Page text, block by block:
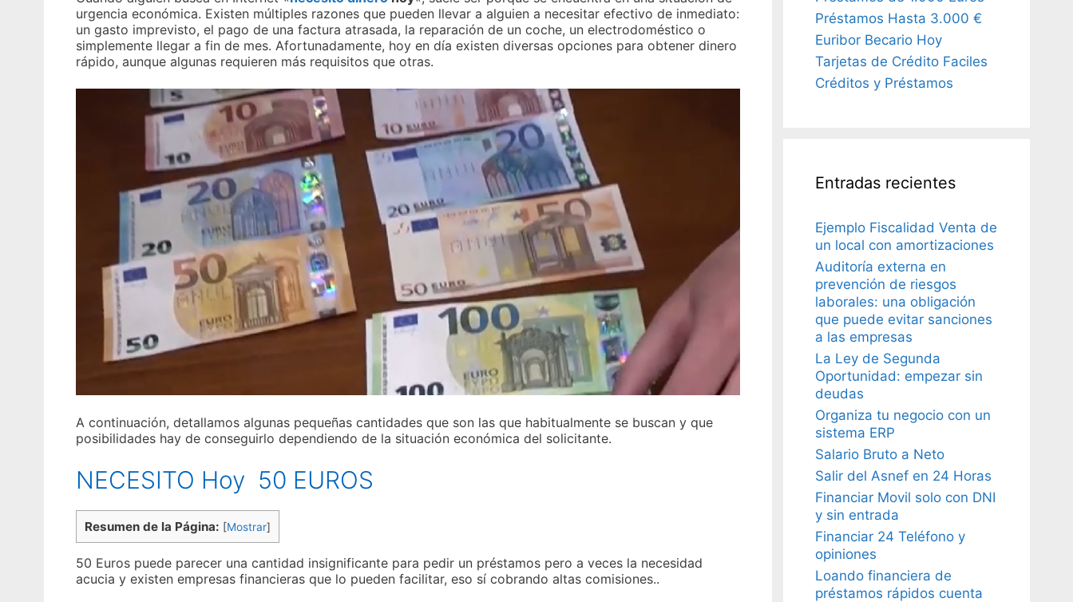
urgencia económica. Existen múltiples razones que pueden llevar a alguien a necesitar efectivo de inmediato:
un gasto imprevisto, el pago de una factura atrasada, la reparación de un coche, un electrodoméstico o
simplemente llegar a fin de mes. Afortunadamente, hoy en día existen diversas opciones para obtener dinero
rápido, aunque algunas requieren más requisitos que otras.
A continuación, detallamos algunas pequeñas cantidades que son las que habitualmente se buscan y que
posibilidades hay de conseguirlo dependiendo de la situación económica del solicitante.
NECESITO Hoy 50 EUROS
Resumen de la Página: [Mostrar]
50 Euros puede parecer una cantidad insignificante para pedir un préstamos pero a veces la necesidad
acucia y existen empresas financieras que lo pueden facilitar, eso sí cobrando altas comisiones..
Préstamos Hasta 3.000 €
Euribor Becario Hoy
Tarjetas de Crédito Faciles
Créditos y Préstamos
Entradas recientes
Ejemplo Fiscalidad Venta de
un local con amortizaciones
Auditoría externa en
prevención de riesgos
laborales: una obligación
que puede evitar sanciones
a las empresas
La Ley de Segunda
Oportunidad: empezar sin
deudas
Organiza tu negocio con un
sistema ERP
Salario Bruto a Neto
Salir del Asnef en 24 Horas
Financiar Movil solo con DNI
y sin entrada
Financiar 24 Teléfono y
opiniones
Loando financiera de
préstamos rápidos cuenta